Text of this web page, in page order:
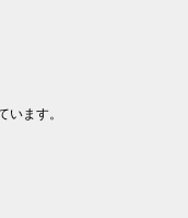
ます。